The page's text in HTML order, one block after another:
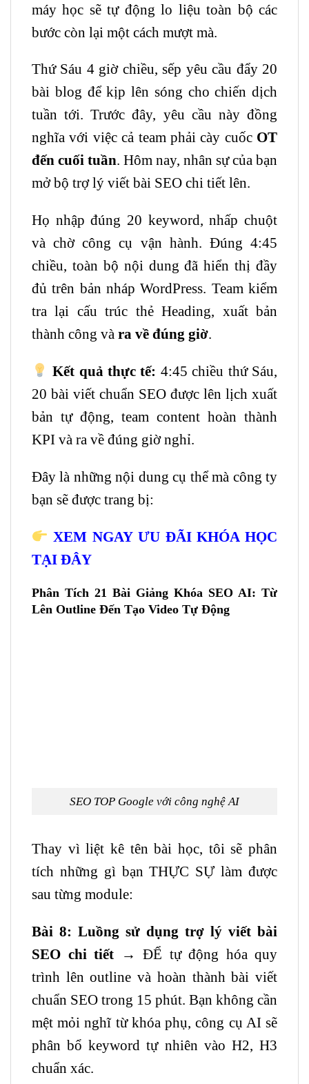
máy học sẽ tự động lo liệu toàn bộ các
bước còn lại một cách mượt mà.
Thứ Sáu 4 giờ chiều, sếp yêu cầu đẩy 20
bài blog để kịp lên sóng cho chiến dịch
tuần tới. Trước đây, yêu cầu này đồng
nghĩa với việc cả team phải cày cuốc OT
đến cuối tuần. Hôm nay, nhân sự của bạn
mở bộ trợ lý viết bài SEO chi tiết lên.
Họ nhập đúng 20 keyword, nhấp chuột
và chờ công cụ vận hành. Đúng 4:45
chiều, toàn bộ nội dung đã hiển thị đầy
đủ trên bản nháp WordPress. Team kiểm
tra lại cấu trúc thẻ Heading, xuất bản
thành công và ra về đúng giờ.
Kết quả thực tế: 4:45 chiều thứ Sáu,
20 bài viết chuẩn SEO được lên lịch xuất
bản tự động, team content hoàn thành
KPI và ra về đúng giờ nghỉ.
Đây là những nội dung cụ thể mà công ty
bạn sẽ được trang bị:
XEM NGAY ƯU ĐÃI KHÓA HỌC
TẠI ĐÂY
Phân Tích 21 Bài Giảng Khóa SEO AI: Từ
Lên Outline Đến Tạo Video Tự Động
SEO TOP Google với công nghệ AI
Thay vì liệt kê tên bài học, tôi sẽ phân
tích những gì bạn THỰC SỰ làm được
sau từng module:
Bài 8: Luồng sử dụng trợ lý viết bài
SEO chi tiết → ĐỂ tự động hóa quy
trình lên outline và hoàn thành bài viết
chuẩn SEO trong 15 phút. Bạn không cần
mệt mỏi nghĩ từ khóa phụ, công cụ AI sẽ
phân bổ keyword tự nhiên vào H2, H3
chuẩn xác.